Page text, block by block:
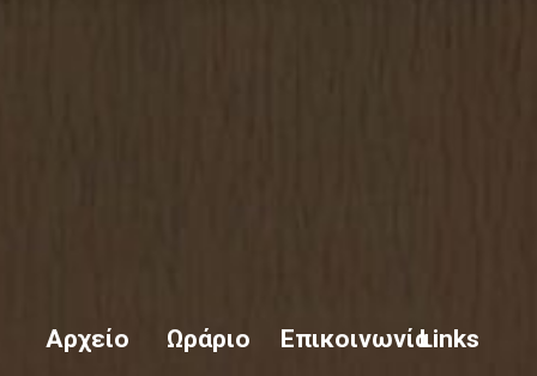
Αρχείο Ωράριο ΕπικοινωνίαLinks